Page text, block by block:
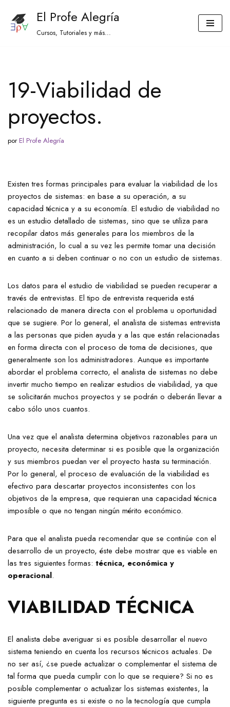
Saltar
El Profe Alegría
Cursos, Tutoriales y más...
19-Viabilidad de
proyectos.
porEl Profe Alegría
Existen tres formas principales para evaluar la viabilidad de los
proyectos de sistemas: en base a su operación, a su
capacidad técnica y a su economía. El estudio de viabilidad no
es un estudio detallado de sistemas, sino que se utiliza para
recopilar datos más generales para los miembros de la
administración, lo cual a su vez les permite tomar una decisión
en cuanto a si deben continuar o no con un estudio de sistemas.
Los datos para el estudio de viabilidad se pueden recuperar a
través de entrevistas. El tipo de entrevista requerida está
relacionado de manera directa con el problema u oportunidad
que se sugiere. Por lo general, el analista de sistemas entrevista
a las personas que piden ayuda y a las que están relacionadas
en forma directa con el proceso de toma de decisiones, que
generalmente son los administradores. Aunque es importante
abordar el problema correcto, el analista de sistemas no debe
invertir mucho tiempo en realizar estudios de viabilidad, ya que
se solicitarán muchos proyectos y se podrán o deberán llevar a
cabo sólo unos cuantos.
Una vez que el analista determina objetivos razonables para un
proyecto, necesita determinar si es posible que la organización
y sus miembros puedan ver el proyecto hasta su terminación.
Por lo general, el proceso de evaluación de la viabilidad es
efectivo para descartar proyectos inconsistentes con los
objetivos de la empresa, que requieran una capacidad técnica
imposible o que no tengan ningún mérito económico.
Para que el analista pueda recomendar que se continúe con el
desarrollo de un proyecto, éste debe mostrar que es viable en
las tres siguientes formas: técnica, económica y
operacional.
VIABILIDAD TÉCNICA
El analista debe averiguar si es posible desarrollar el nuevo
sistema teniendo en cuenta los recursos técnicos actuales. De
no ser así, ¿se puede actualizar o complementar el sistema de
tal forma que pueda cumplir con lo que se requiere? Si no es
posible complementar o actualizar los sistemas existentes, la
siguiente pregunta es si existe o no la tecnología que cumpla